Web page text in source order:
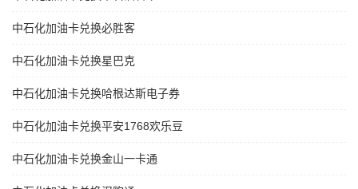
中石化加油卡兑换必胜客
中石化加油卡兑换星巴克
中石化加油卡兑换哈根达斯电子券
中石化加油卡兑换平安1768欢乐豆
中石化加油卡兑换金山一卡通